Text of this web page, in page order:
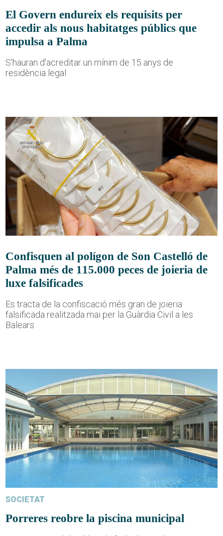
El Govern endureix els requisits per
accedir als nous habitatges públics que
impulsa a Palma
S'hauran d'acreditar un mínim de 15 anys de
residència legal
Confisquen al polígon de Son Castelló de
Palma més de 115.000 peces de joieria de
luxe falsificades
Es tracta de la confiscació més gran de joieria
falsificada realitzada mai per la Guàrdia Civil a les
Balears
SOCIETAT
Porreres reobre la piscina municipal